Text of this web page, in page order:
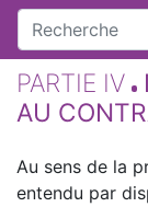
PARTIE IV
AU
Au sens de la
entendu par